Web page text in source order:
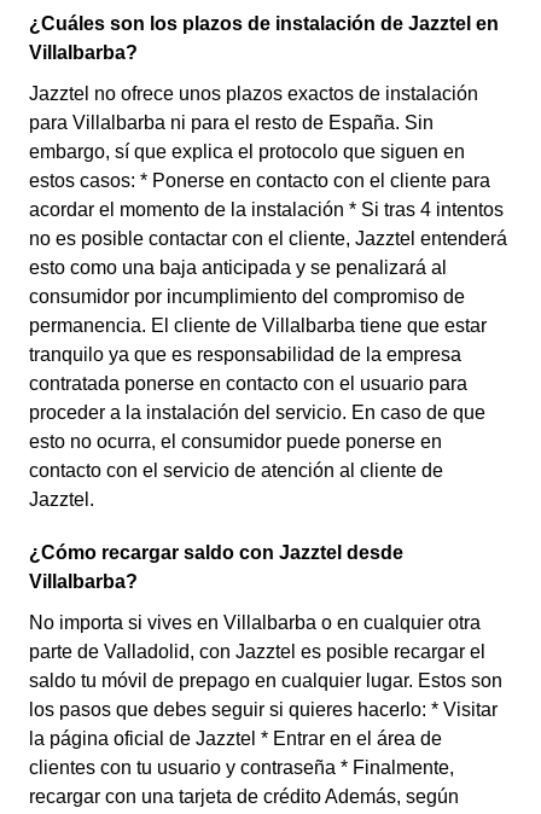
¿Cuáles son los plazos de instalación de Jazztel en
Villalbarba?
Jazztel no ofrece unos plazos exactos de instalación
para Villalbarba ni para el resto de España. Sin
embargo, sí que explica el protocolo que siguen en
estos casos: * Ponerse en contacto con el cliente para
acordar el momento de la instalación * Si tras 4 intentos
no es posible contactar con el cliente, Jazztel entenderá
esto como una baja anticipada y se penalizará al
consumidor por incumplimiento del compromiso de
permanencia. El cliente de Villalbarba tiene que estar
tranquilo ya que es responsabilidad de la empresa
contratada ponerse en contacto con el usuario para
proceder a la instalación del servicio. En caso de que
esto no ocurra, el consumidor puede ponerse en
contacto con el servicio de atención al cliente de
Jazztel.
¿Cómo recargar saldo con Jazztel desde
Villalbarba?
No importa si vives en Villalbarba o en cualquier otra
parte de Valladolid, con Jazztel es posible recargar el
saldo tu móvil de prepago en cualquier lugar. Estos son
los pasos que debes seguir si quieres hacerlo: * Visitar
la página oficial de Jazztel * Entrar en el área de
clientes con tu usuario y contraseña * Finalmente,
recargar con una tarjeta de crédito Además, según